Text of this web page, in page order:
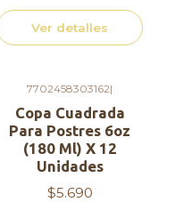
Ver detalles
7702458303162|
Copa Cuadrada
Para Postres 6oz
(180 Ml) X 12
Unidades
$5.690